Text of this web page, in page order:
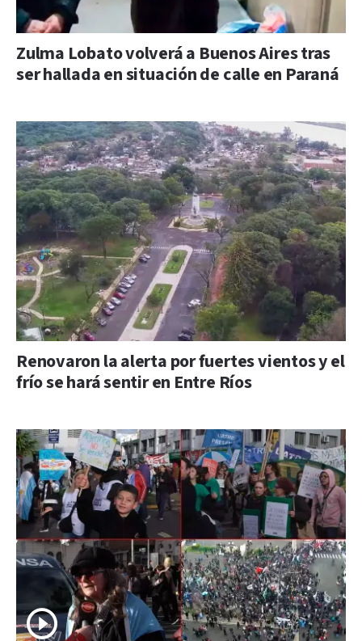
Zulma Lobato volverá a Buenos Aires tras
ser hallada en situación de calle en Paraná
Renovaron la alerta por fuertes vientos y el
frío se hará sentir en Entre Ríos